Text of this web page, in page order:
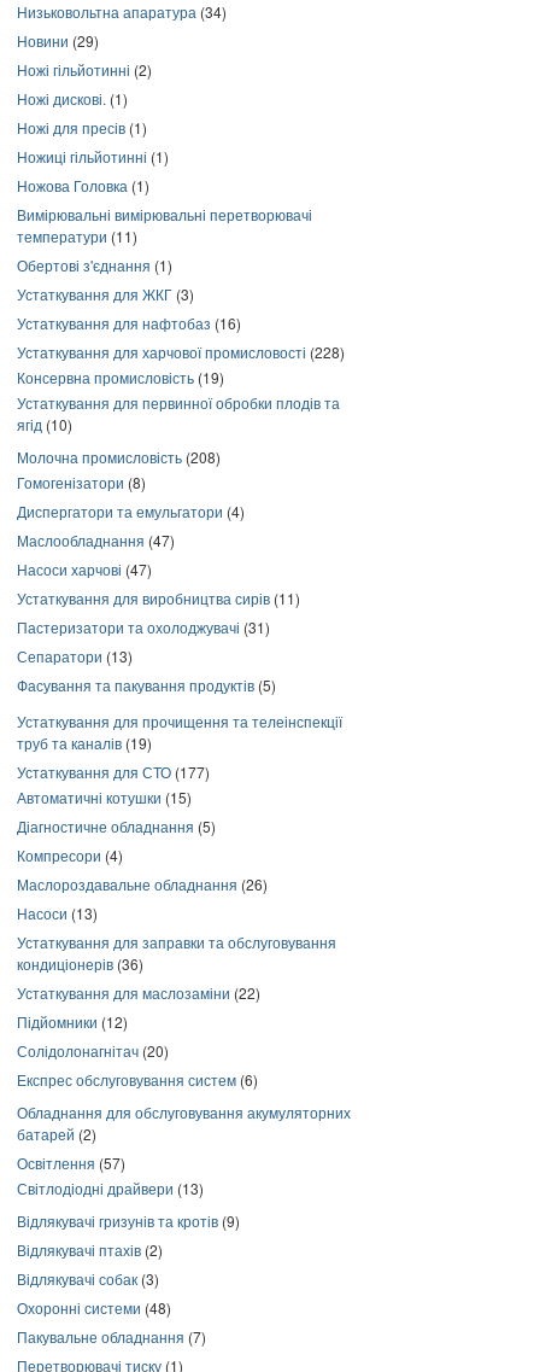
Низьковольтна апаратура (34)
Новини (29)
Ножі гільйотинні (2)
Ножі дискові. (1)
Ножі для пресів (1)
Ножиці гільйотинні (1)
Ножова Головка (1)
Вимірювальні вимірювальні перетворювачі
температури (11)
Обертові з'єднання (1)
Устаткування для ЖКГ (3)
Устаткування для нафтобаз (16)
Устаткування для харчової промисловості (228)
Консервна промисловість (19)
Устаткування для первинної обробки плодів та
ягід (10)
Молочна промисловість (208)
Гомогенізатори (8)
Диспергатори та емульгатори (4)
Маслообладнання (47)
Насоси харчові (47)
Устаткування для виробництва сирів (11)
Пастеризатори та охолоджувачі (31)
Сепаратори (13)
Фасування та пакування продуктів (5)
Устаткування для прочищення та телеінспекції
труб та каналів (19)
Устаткування для СТО (177)
Автоматичні котушки (15)
Діагностичне обладнання (5)
Компресори (4)
Маслороздавальне обладнання (26)
Насоси (13)
Устаткування для заправки та обслуговування
кондиціонерів (36)
Устаткування для маслозаміни (22)
Підйомники (12)
Солідолонагнітач (20)
Експрес обслуговування систем (6)
Обладнання для обслуговування акумуляторних
батарей (2)
Освітлення (57)
Світлодіодні драйвери (13)
Відлякувачі гризунів та кротів (9)
Відлякувачі птахів (2)
Відлякувачі собак (3)
Охоронні системи (48)
Пакувальне обладнання (7)
Перетворювачі тиску (1)